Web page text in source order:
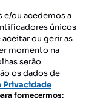
e/ou acedemos a
únicos
ou gerir as
momento na
serão
os dados de
Privacidade
fornecermos: